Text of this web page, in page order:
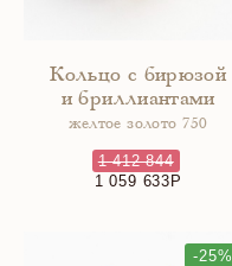
Кольцо с бирюзой
и бриллиантами
желтое золото 750
1 412 844
1 059 633
-25%